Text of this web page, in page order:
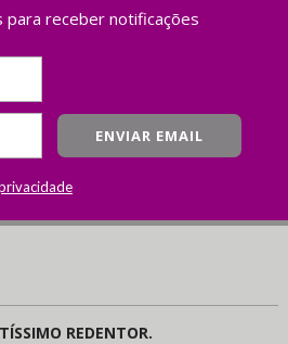
para receber notificações
REDENTOR.